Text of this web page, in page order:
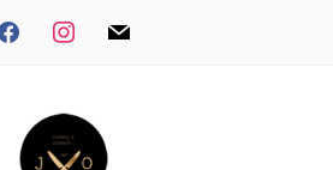
instagrammail